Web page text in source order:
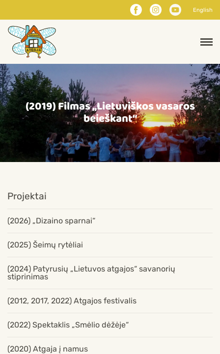
English
(2019) Filmas „Lietuviškos vasaros
beieškant“
Projektai
(2026) „Dizaino sparnai“
(2025) Šeimų rytėliai
(2024) Patyrusių „Lietuvos atgajos“ savanorių
stiprinimas
(2012, 2017, 2022) Atgajos festivalis
(2022) Spektaklis „Smėlio dėžėje“
(2020) Atgaja į namus